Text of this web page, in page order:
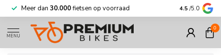
Meer dan 30.000fietsen op voorraad Korting tot
4.5 /5.0
MENU
0